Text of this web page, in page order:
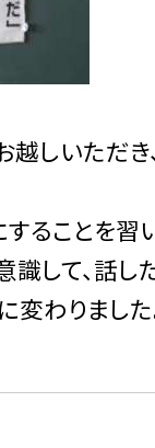
しいただき
ることを習
して、話し
わりまし